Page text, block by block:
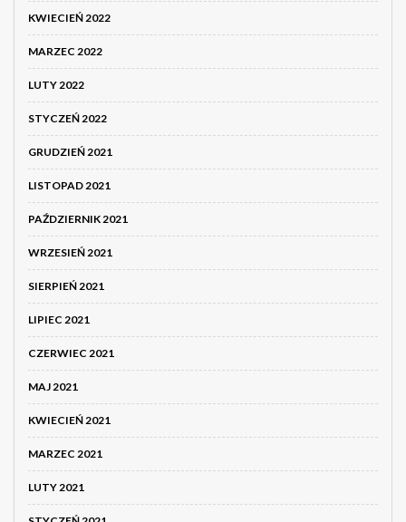
KWIECIEŃ 2022
MARZEC 2022
LUTY 2022
STYCZEŃ 2022
GRUDZIEŃ 2021
LISTOPAD 2021
PAŹDZIERNIK 2021
WRZESIEŃ 2021
SIERPIEŃ 2021
LIPIEC 2021
CZERWIEC 2021
MAJ 2021
KWIECIEŃ 2021
MARZEC 2021
LUTY 2021